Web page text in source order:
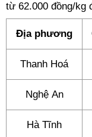
từ 62.000 đồng/kg
Địa phương
Thanh Hoá
Nghệ An
Hà Tĩnh